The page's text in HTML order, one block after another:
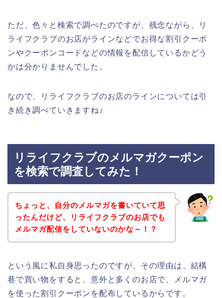
ただ、色々と検索で調べたのですが、残念ながら、リ
ライフクラブのお店がラインなどでお得な割引クーポ
ンやクーポンコードなどの情報を配信しているかどう
かは分かりませんでした。
なので、リライフクラブのお店のラインについては引
き続き調べていきますね♪
リライフクラブのメルマガクーポン
を検索で調査してみた！
ちょっと、自分のメルマガを書いていて思
ったんだけど、リライフクラブのお店でも
メルマガ配信をしていないのかな～！？
という風に私自身思ったのですが、その理由は、結構
巷で買い物をすると、意外と多くのお店で、メルマガ
を使った割引クーポンを配布しているからです。